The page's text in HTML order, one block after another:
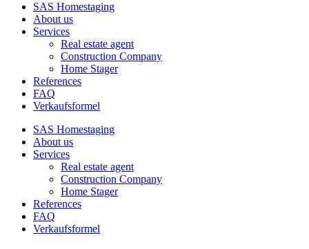
SAS Homestaging
About us
Services
Real estate agent
Construction Company
Home Stager
References
FAQ
Verkaufsformel
SAS Homestaging
About us
Services
Real estate agent
Construction Company
Home Stager
References
FAQ
Verkaufsformel